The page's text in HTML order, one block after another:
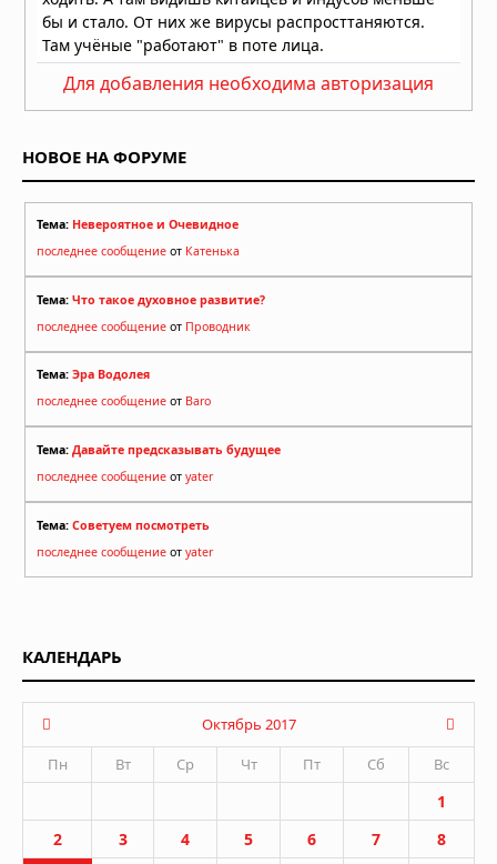
Для добавления необходима авторизация
НОВОЕ НА ФОРУМЕ
Тема: Невероятное и Очевидное
последнее сообщение от Катенька
Тема: Что такое духовное развитие?
последнее сообщение от Проводник
Тема: Эра Водолея
последнее сообщение от Baro
Тема: Давайте предсказывать будущее
последнее сообщение от yater
Тема: Советуем посмотреть
последнее сообщение от yater
КАЛЕНДАРЬ
Октябрь 2017
Пн
Вт Ср Чт Пт Сб Вс
1
2
3 4 5 6 7
8